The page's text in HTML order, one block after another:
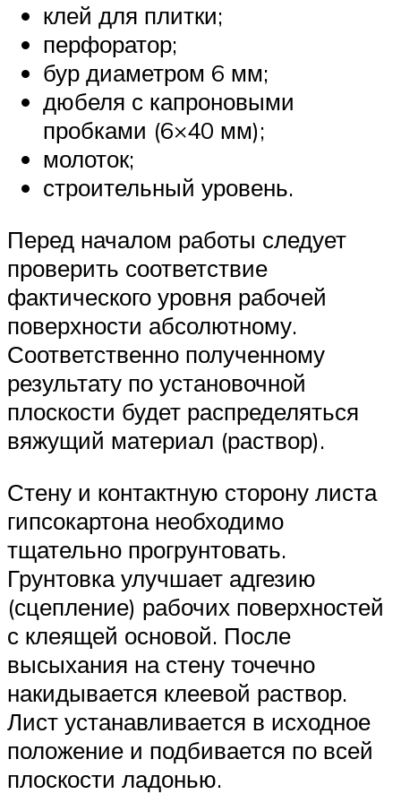
клей для плитки;
перфоратор;
бур диаметром 6 мм;
дюбеля с капроновыми
пробками (6×40 мм);
молоток;
строительный уровень.
Перед началом работы следует
проверить соответствие
фактического уровня рабочей
поверхности абсолютному.
Соответственно полученному
результату по установочной
плоскости будет распределяться
вяжущий материал (раствор).
Стену и контактную сторону листа
гипсокартона необходимо
тщательно прогрунтовать.
Грунтовка улучшает адгезию
(сцепление) рабочих поверхностей
с клеящей основой. После
высыхания на стену точечно
накидывается клеевой раствор.
Лист устанавливается в исходное
положение и подбивается по всей
плоскости ладонью.